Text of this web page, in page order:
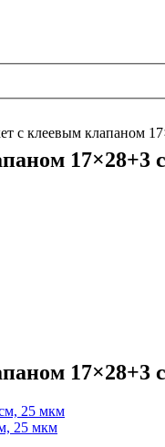
с клеевым клапаном
17×28+3
17×28+3
25 мкм
25 мкм